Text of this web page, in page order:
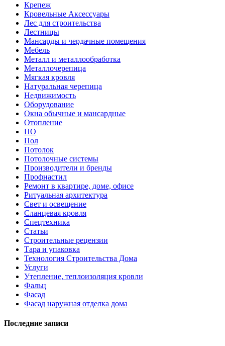
Крепеж
Кровельные Аксессуары
Лес для строительства
Лестницы
Мансарды и чердачные помещения
Мебель
Металл и металлообработка
Металлочерепица
Мягкая кровля
Натуральная черепица
Недвижимость
Оборудование
Окна обычные и мансардные
Отопление
ПО
Пол
Потолок
Потолочные системы
Производители и бренды
Профнастил
Ремонт в квартире, доме, офисе
Ритуальная архитектура
Свет и освещение
Сланцевая кровля
Спецтехника
Статьи
Строительные рецензии
Тара и упаковка
Технология Строительства Дома
Услуги
Утепление, теплоизоляция кровли
Фальц
Фасад
Фасад наружная отделка дома
Последние записи